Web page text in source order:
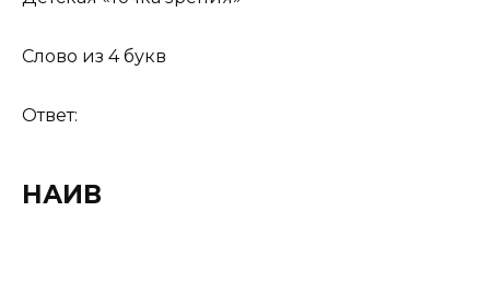
Слово из 4 букв
Ответ:
НАИВ